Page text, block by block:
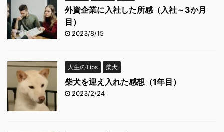
外資企業に入社した所感（入社～3か月
目）
2023/8/15
人生のTips 柴犬
柴犬を迎え入れた感想（1年目）
2023/2/24